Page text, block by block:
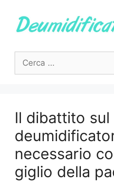
contenuto
per:
Il dibattito sul
necessario
giglio della